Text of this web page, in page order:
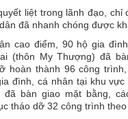
liệt trong lãnh đạo, chỉ
đã nhanh chóng được
cao điểm, 90 hộ gia
(thôn My Thượng) đã
hoàn thành 96 công
đình, cá nhân tại khu vực
đã bàn giao mặt bằng,
tháo dỡ 32 công trình